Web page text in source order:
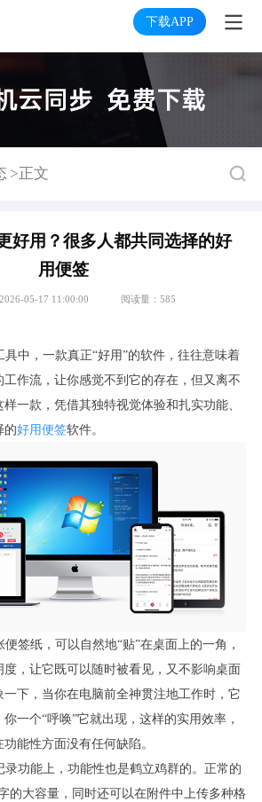
下载APP
>正文
好用？很多人都共同选择的好
用便签
05-17 11:00:00 阅读量：585
中，一款真正“好用”的软件，往往意味着
作流，让你感觉不到它的存在，但又离不
一款，凭借其独特视觉体验和扎实功能、
的好用便签软件。
签纸，可以自然地“贴”在桌面上的一角，
，让它既可以随时被看见，又不影响桌面
下，当你在电脑前全神贯注地工作时，它
一个“呼唤”它就出现，这样的实用效率，
能性方面没有任何缺陷。
录功能上，功能性也是鹤立鸡群的。正常的
的大容量，同时还可以在附件中上传多种格